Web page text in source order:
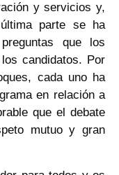
y servicios y,
parte se ha
que los
candidatos. Por
cada uno ha
en relación a
que el debate
mutuo y gran